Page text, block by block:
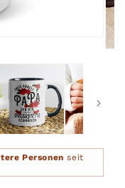
Personen seit